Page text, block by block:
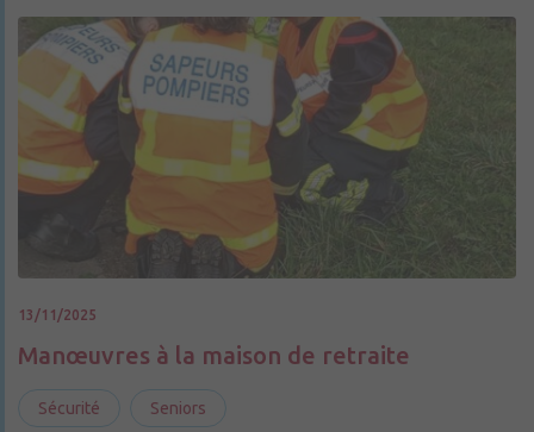
13/11/2025
Manœuvres à la maison de retraite
Sécurité Seniors